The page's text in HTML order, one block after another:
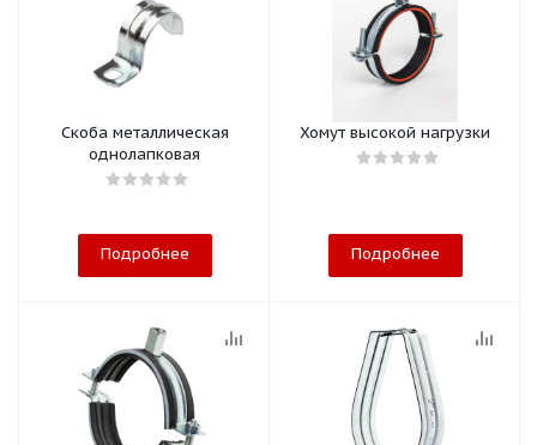
Скоба металлическая
однолапковая
Подробнее
Хомут высокой нагрузки
Подробнее